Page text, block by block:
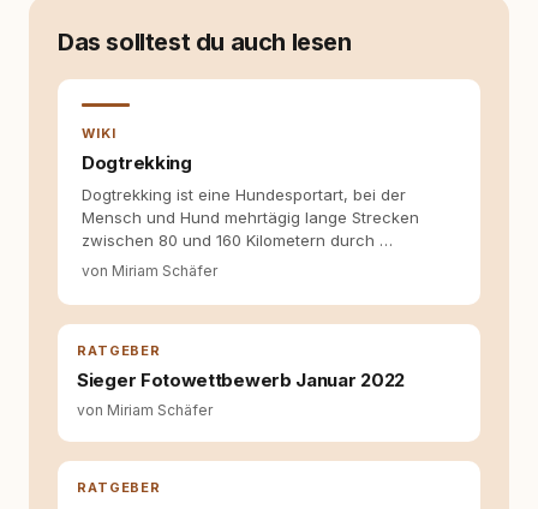
weniger guten Erfahrungen. Umso mehr hat
erlebt habe, wie verantwortungsvoll und
bewusst gute Hundehaltung funktionieren
als Content Managerin an vielen Stellen
beteiligt, an denen aus Ideen fertige Beiträge
werden. Ich recherchiere Themen, plane
Inhalte, schreibe Artikel, begleite Gastbeiträge
redaktionell, veröffentliche Texte und betreue
sich dabei immer auf das grosse Ganze:
Fragen stehen dahinter? Und wie lassen sich
Inhalte so aufbereiten, dass sie verständlich,
allein nicht ausreichen. Gute Entscheidungen
Selbstreflexion und Bereitschaft zum
Das solltest du auch lesen
WIKI
Dogtrekking
Dogtrekking ist eine Hundesportart, bei der
Mensch und Hund mehrtägig lange Strecken
zwischen 80 und 160 Kilometern durch …
von Miriam Schäfer
RATGEBER
Sieger Fotowettbewerb Januar 2022
von Miriam Schäfer
RATGEBER